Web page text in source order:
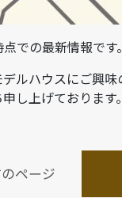
での最新情報で
ルハウスにご興味
し上げております。
ページ